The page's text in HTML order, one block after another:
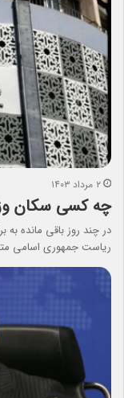
۲ مرداد ۱۴۰۳
چه کسی سکان
در چند روز باقی مانده به
ریاست جمهوری اسامی